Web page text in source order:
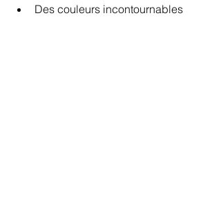
Des couleurs incontournables